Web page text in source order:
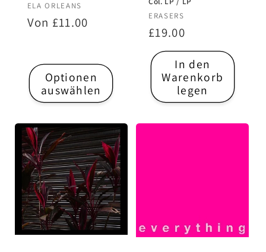
Anbieter:
ELA ORLEANS
Normaler
Von £11.00
Optionen
auswählen
Anbieter:
ERASERS
Normaler
Preis
£19.00
In den
Warenkorb
legen